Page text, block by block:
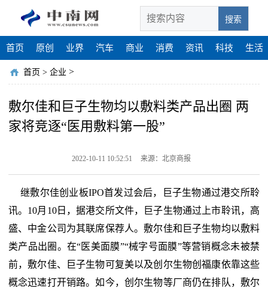
搜索
首页 原创 业界 汽车 商业 消费 资讯 科技 生活
首页 > 企业 >
敷尔佳和巨子生物均以敷料类产品出圈 两
家将竞逐“医用敷料第一股”
2022-10-11 10:52:51 来源：北京商报
继敷尔佳创业板IPO首发过会后，巨子生物通过港交所聆
讯。10月10日，据港交所文件，巨子生物通过上市聆讯，高
盛、中金公司为其联席保荐人。敷尔佳和巨子生物均以敷料
类产品出圈。在“医美面膜”“械字号面膜”等营销概念未被禁
前，敷尔佳、巨子生物可复美以及创尔生物创福康依靠这些
概念迅速打开销路。如今，创尔生物等厂商仍在排队，敷尔